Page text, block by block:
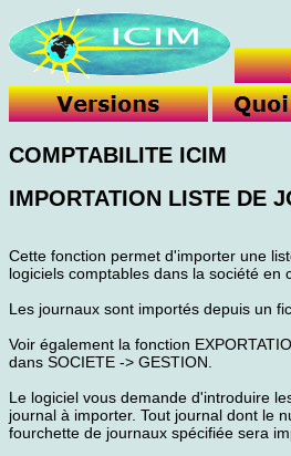
COMPTABILITE ICIM
IMPORTATION LISTE DE
Cette fonction permet d'importer une
logiciels comptables dans la société en
Les journaux sont importés depuis un
Voir également la fonction
dans SOCIETE -> GESTION.
Le logiciel vous demande d'introduire
journal à importer. Tout journal dont le
fourchette de journaux spécifiée sera